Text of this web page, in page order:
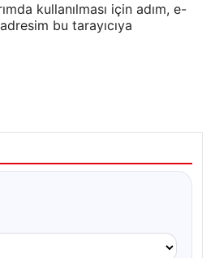
kullanılması için adım, e-
bu tarayıcıya